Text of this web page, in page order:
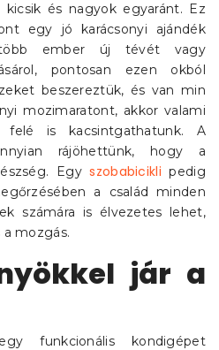
kicsik és nagyok egyaránt. Ez
egy jó karácsonyi ajándék
ember új tévét vagy
pontosan ezen okból
beszereztük, és van min
mozimaratont, akkor valami
felé is kacsintgathatunk. A
rájöhettünk, hogy a
Egyszobabicikli pedig
a család minden
számára is élvezetes lehet,
mozgás.
jár a
funkcionális kondigépet